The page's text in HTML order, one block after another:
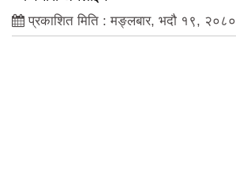
प्रकाशित मिति : मङ्लबार, भदौ १९, २०८०